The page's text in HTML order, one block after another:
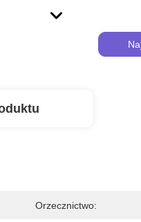
Orzecznictwo: